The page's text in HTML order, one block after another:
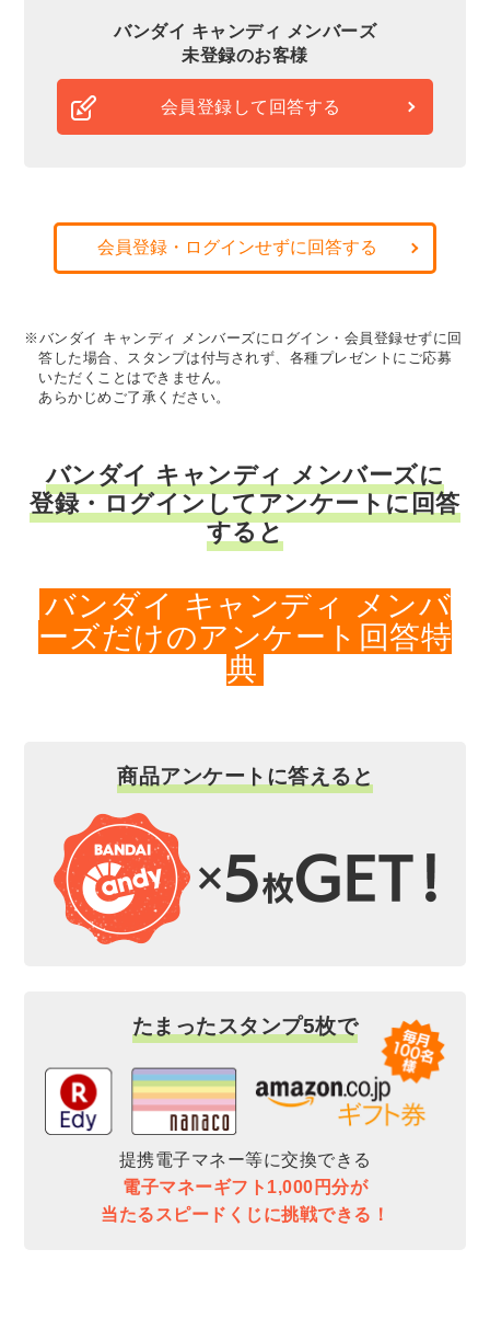
バンダイ キャンディ メンバーズ
未登録のお客様
会員登録して回答する
会員登録・ログインせずに回答する
※バンダイ キャンディ メンバーズにログイン・会員登録せずに回
答した場合、スタンプは付与されず、各種プレゼントにご応募
いただくことはできません。
あらかじめご了承ください。
バンダイ キャンディ メンバーズに
登録・ログインしてアンケートに回答
すると
バンダイ キャンディ メンバ
ーズだけのアンケート回答特
典
商品アンケートに答えると
たまったスタンプ5枚で
提携電子マネー等に交換できる
電子マネーギフト1,000円分が
当たるスピードくじに挑戦できる！